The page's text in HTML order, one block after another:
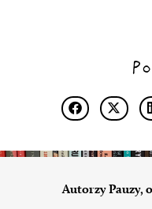
Autorzy Pauzy,